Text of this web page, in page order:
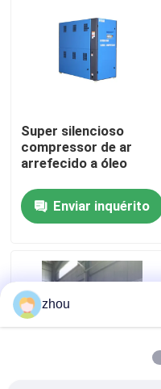
Vídeos
Sobre nós
Excursão da fábrica
Contacte-nos
Notícia
Casos
Super silencioso
compressor de ar
arrefecido a óleo
Enviar inquérito
zhou